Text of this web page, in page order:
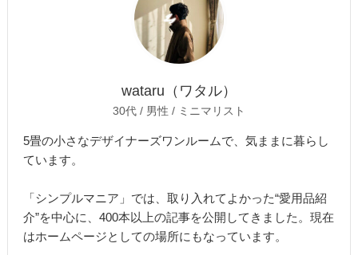
wataru（ワタル）
30代 / 男性 / ミニマリスト
5畳の小さなデザイナーズワンルームで、気ままに暮らし
ています。
「シンプルマニア」では、取り入れてよかった“愛用品紹
介”を中心に、400本以上の記事を公開してきました。現在
はホームページとしての場所にもなっています。